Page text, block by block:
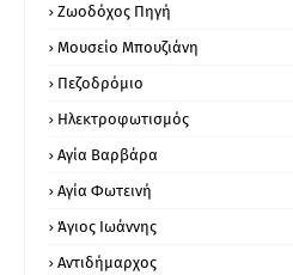
Ζωοδόχος Πηγή
Μουσείο Μπουζιάνη
Πεζοδρόμιο
Ηλεκτροφωτισμός
Αγία Βαρβάρα
Αγία Φωτεινή
Άγιος Ιωάννης
Αντιδήμαρχος